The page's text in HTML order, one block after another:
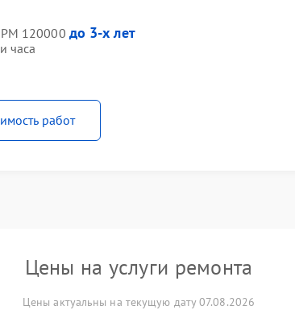
120000 до 3-х лет
часа
работ
Цены на услуги ремонта
Цены актуальны на текущую дату 07.08.2026